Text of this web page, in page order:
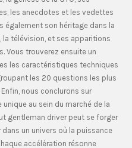
les anecdotes et les vedettes
également son héritage dans la
la télévision, et ses apparitions
Vous trouverez ensuite un
les caractéristiques techniques
les 20 questions les plus
nous conclurons sur
unique au sein du marché de la
gentleman driver peut se forger
un univers où la puissance
accélération résonne